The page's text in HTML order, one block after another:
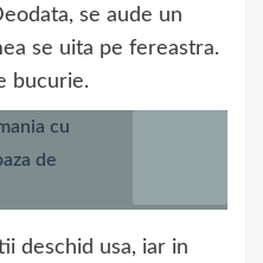
se aude un
se uita pe fereastra.
bucurie.
cu
de
deschid usa, iar in